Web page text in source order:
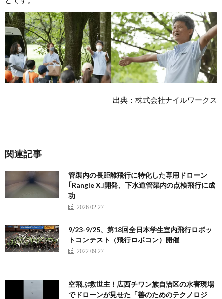
出典：株式会社ナイルワークス
関連記事
管渠内の長距離飛行に特化した専用ドローン
｢Rangle X｣開発、下水道管渠内の点検飛行に成
功
2026.02.27
9/23-9/25、第18回全日本学生室内飛行ロボッ
トコンテスト（飛行ロボコン）開催
2022.09.27
空飛ぶ救世主！広西チワン族自治区の水害現場
でドローンが見せた「善のためのテクノロジ